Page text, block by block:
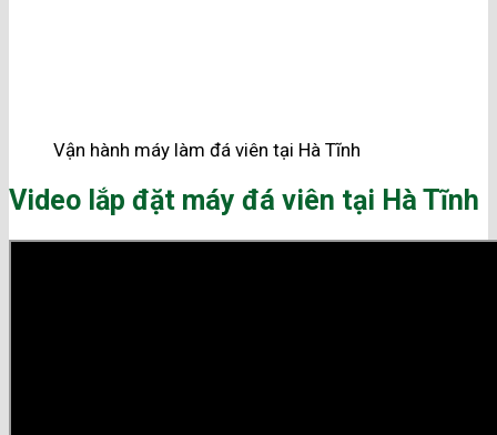
Vận hành máy làm đá viên tại Hà Tĩnh
Video lắp đặt máy đá viên tại Hà Tĩnh